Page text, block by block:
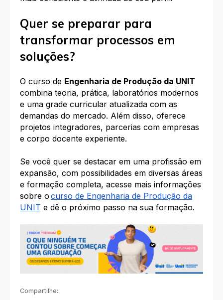
Quer se preparar para
transformar processos em
soluções?
O curso de Engenharia de Produção da UNIT
combina teoria, prática, laboratórios modernos
e uma grade curricular atualizada com as
demandas do mercado. Além disso, oferece
projetos integradores, parcerias com empresas
e corpo docente experiente.
Se você quer se destacar em uma profissão em
expansão, com possibilidades em diversas áreas
e formação completa, acesse mais informações
sobre o curso de Engenharia de Produção da
UNIT e dê o próximo passo na sua formação.
Compartilhe: